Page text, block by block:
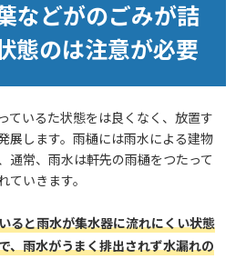
などがのごみが詰
態のは注意が必要
ているた状態をは良くなく、放置す
展します。雨樋には雨水による建物
通常、雨水は軒先の雨樋をつたって
いきます。
ると雨水が集水器に流れにくい状態
、雨水がうまく排出されず水漏れの